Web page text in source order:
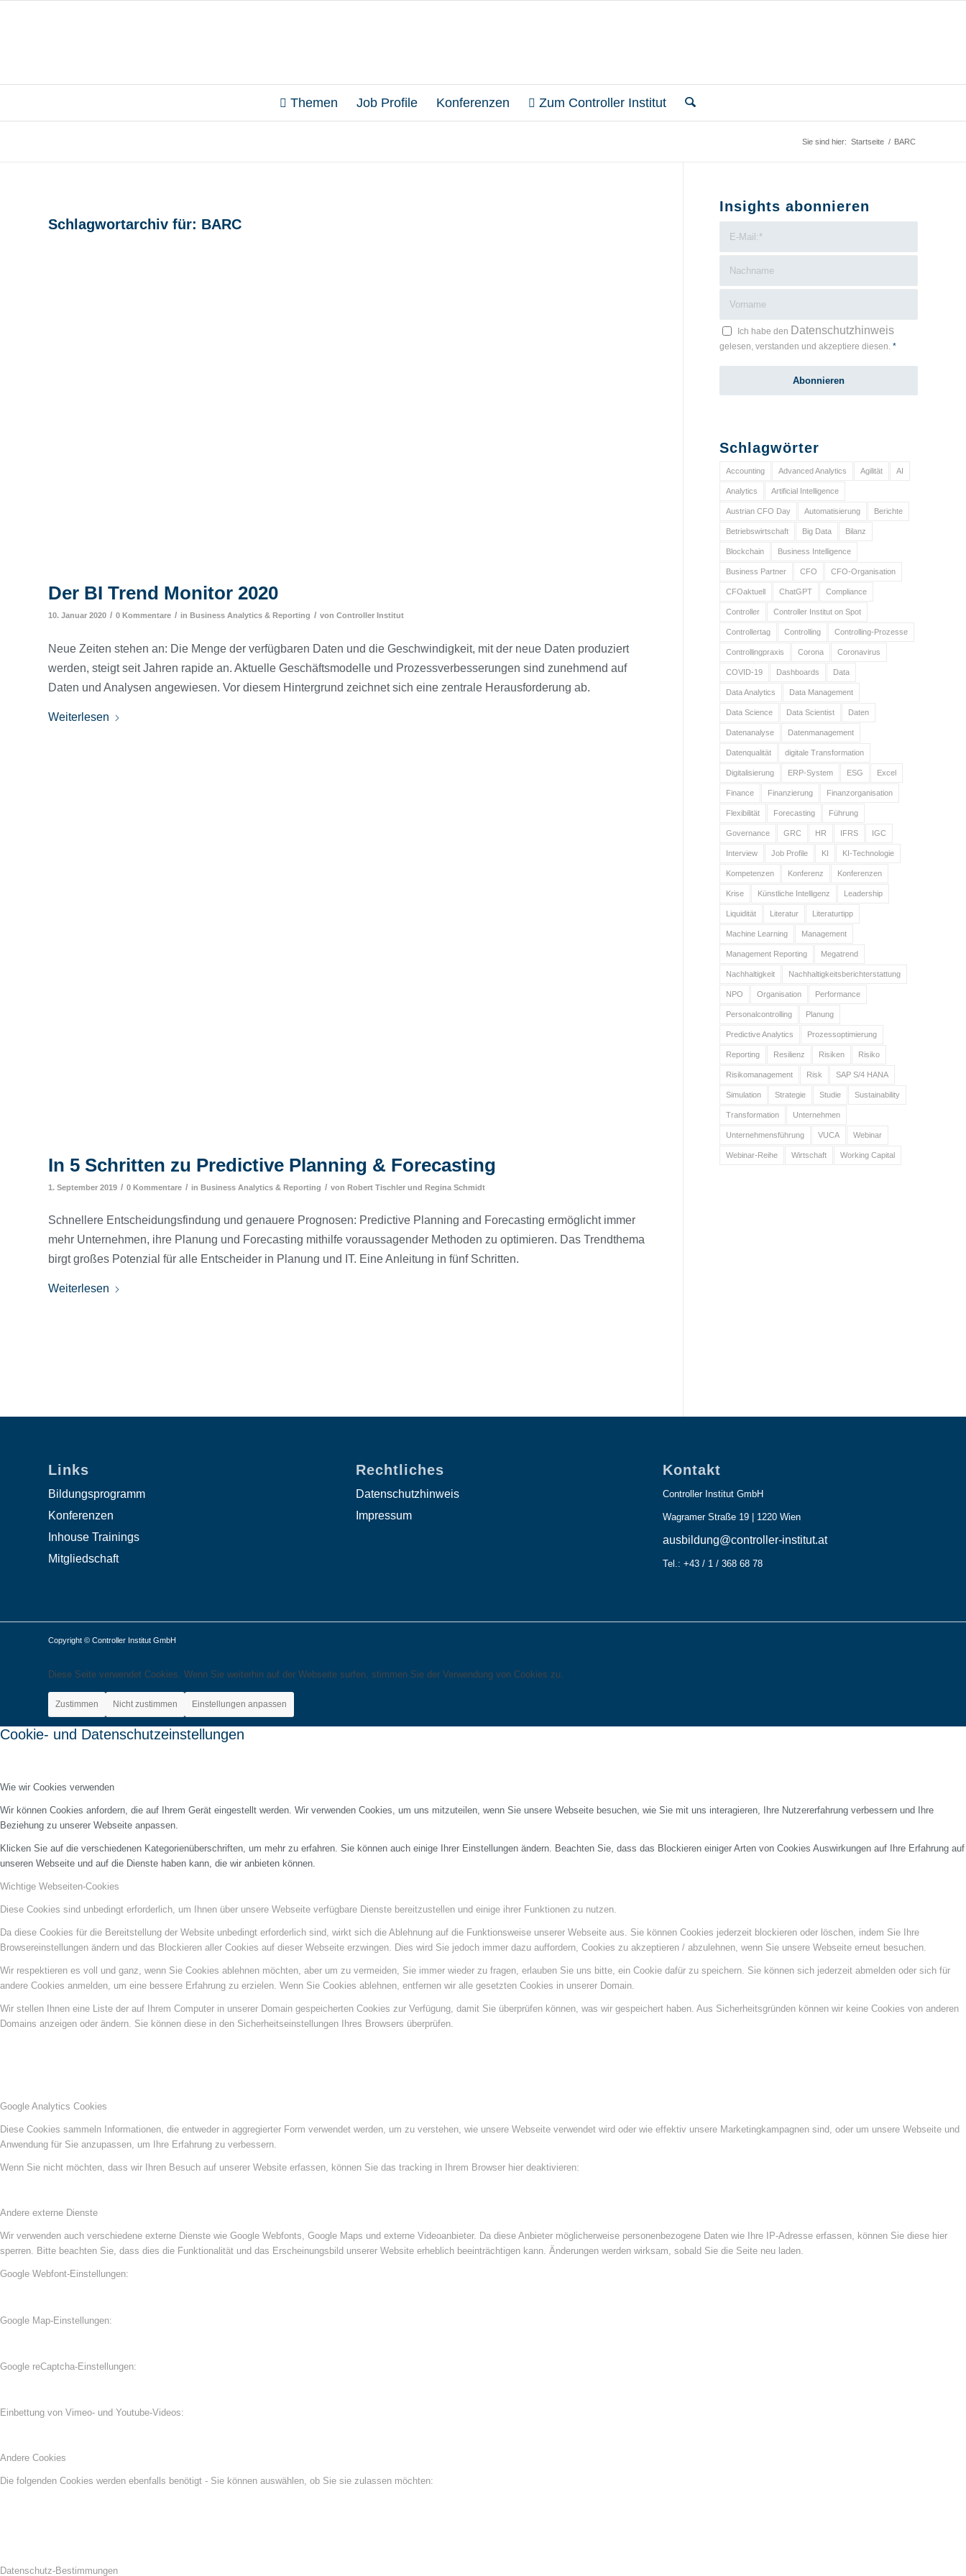
Themen Job Profile Konferenzen Zum Controller Institut
Sie sind hier: Startseite / BARC
Schlagwortarchiv für: BARC
Der BI Trend Monitor 2020
10. Januar 2020 / 0 Kommentare / in Business Analytics & Reporting / von Controller Institut
Neue Zeiten stehen an: Die Menge der verfügbaren Daten und die Geschwindigkeit, mit der neue Daten produziert
werden, steigt seit Jahren rapide an. Aktuelle Geschäftsmodelle und Prozessverbesserungen sind zunehmend auf
Daten und Analysen angewiesen. Vor diesem Hintergrund zeichnet sich eine zentrale Herausforderung ab.
Weiterlesen
In 5 Schritten zu Predictive Planning & Forecasting
1. September 2019 / 0 Kommentare / in Business Analytics & Reporting / von Robert Tischler und Regina Schmidt
Schnellere Entscheidungsfindung und genauere Prognosen: Predictive Planning and Forecasting ermöglicht immer
mehr Unternehmen, ihre Planung und Forecasting mithilfe voraussagender Methoden zu optimieren. Das Trendthema
birgt großes Potenzial für alle Entscheider in Planung und IT. Eine Anleitung in fünf Schritten.
Weiterlesen
Insights abonnieren
Ich habe den Datenschutzhinweis
gelesen, verstanden und akzeptiere diesen.*
Schlagwörter
Accounting Advanced Analytics Agilität AI
Analytics Artificial Intelligence
Austrian CFO Day Automatisierung Berichte
Betriebswirtschaft Big Data Bilanz
Blockchain Business Intelligence
Business Partner CFO CFO-Organisation
CFOaktuell ChatGPT Compliance
Controller Controller Institut on Spot
Controllertag Controlling Controlling-Prozesse
Controllingpraxis Corona Coronavirus
COVID-19 Dashboards Data
Data Analytics Data Management
Data Science Data Scientist Daten
Datenanalyse Datenmanagement
Datenqualität digitale Transformation
Digitalisierung ERP-System ESG Excel
Finance Finanzierung Finanzorganisation
Flexibilität Forecasting Führung
Governance GRC HR IFRS IGC
Interview Job Profile KI KI-Technologie
Kompetenzen Konferenz Konferenzen
Krise Künstliche Intelligenz Leadership
Liquidität Literatur Literaturtipp
Machine Learning Management
Management Reporting Megatrend
Nachhaltigkeit Nachhaltigkeitsberichterstattung
NPO Organisation Performance
Personalcontrolling Planung
Predictive Analytics Prozessoptimierung
Reporting Resilienz Risiken Risiko
Risikomanagement Risk SAP S/4 HANA
Simulation Strategie Studie Sustainability
Transformation Unternehmen
Unternehmensführung VUCA Webinar
Webinar-Reihe Wirtschaft Working Capital
Links
Bildungsprogramm
Konferenzen
Inhouse Trainings
Mitgliedschaft
Rechtliches
Datenschutzhinweis
Impressum
Kontakt
Controller Institut GmbH
Wagramer Straße 19 | 1220 Wien
ausbildung@controller-institut.at
Tel.: +43 / 1 / 368 68 78
Copyright © Controller Institut GmbH
Diese Seite verwendet Cookies. Wenn Sie weiterhin auf der Webseite surfen, stimmen Sie der Verwendung von Cookies zu.
Zustimmen Nicht zustimmen Einstellungen anpassen
Cookie- und Datenschutzeinstellungen
Wie wir Cookies verwenden
Wir können Cookies anfordern, die auf Ihrem Gerät eingestellt werden. Wir verwenden Cookies, um uns mitzuteilen, wenn Sie unsere Webseite besuchen, wie Sie mit uns interagieren, Ihre Nutzererfahrung verbessern und Ihre
Beziehung zu unserer Webseite anpassen.
Klicken Sie auf die verschiedenen Kategorienüberschriften, um mehr zu erfahren. Sie können auch einige Ihrer Einstellungen ändern. Beachten Sie, dass das Blockieren einiger Arten von Cookies Auswirkungen auf Ihre Erfahrung auf
unseren Webseite und auf die Dienste haben kann, die wir anbieten können.
Wichtige Webseiten-Cookies
Diese Cookies sind unbedingt erforderlich, um Ihnen über unsere Webseite verfügbare Dienste bereitzustellen und einige ihrer Funktionen zu nutzen.
Da diese Cookies für die Bereitstellung der Website unbedingt erforderlich sind, wirkt sich die Ablehnung auf die Funktionsweise unserer Webseite aus. Sie können Cookies jederzeit blockieren oder löschen, indem Sie Ihre
Browsereinstellungen ändern und das Blockieren aller Cookies auf dieser Webseite erzwingen. Dies wird Sie jedoch immer dazu auffordern, Cookies zu akzeptieren / abzulehnen, wenn Sie unsere Webseite erneut besuchen.
Wir respektieren es voll und ganz, wenn Sie Cookies ablehnen möchten, aber um zu vermeiden, Sie immer wieder zu fragen, erlauben Sie uns bitte, ein Cookie dafür zu speichern. Sie können sich jederzeit abmelden oder sich für
andere Cookies anmelden, um eine bessere Erfahrung zu erzielen. Wenn Sie Cookies ablehnen, entfernen wir alle gesetzten Cookies in unserer Domain.
Wir stellen Ihnen eine Liste der auf Ihrem Computer in unserer Domain gespeicherten Cookies zur Verfügung, damit Sie überprüfen können, was wir gespeichert haben. Aus Sicherheitsgründen können wir keine Cookies von anderen
Domains anzeigen oder ändern. Sie können diese in den Sicherheitseinstellungen Ihres Browsers überprüfen.
Google Analytics Cookies
Diese Cookies sammeln Informationen, die entweder in aggregierter Form verwendet werden, um zu verstehen, wie unsere Webseite verwendet wird oder wie effektiv unsere Marketingkampagnen sind, oder um unsere Webseite und
Anwendung für Sie anzupassen, um Ihre Erfahrung zu verbessern.
Wenn Sie nicht möchten, dass wir Ihren Besuch auf unserer Website erfassen, können Sie das tracking in Ihrem Browser hier deaktivieren:
Andere externe Dienste
Wir verwenden auch verschiedene externe Dienste wie Google Webfonts, Google Maps und externe Videoanbieter. Da diese Anbieter möglicherweise personenbezogene Daten wie Ihre IP-Adresse erfassen, können Sie diese hier
sperren. Bitte beachten Sie, dass dies die Funktionalität und das Erscheinungsbild unserer Website erheblich beeinträchtigen kann. Änderungen werden wirksam, sobald Sie die Seite neu laden.
Google Webfont-Einstellungen:
Google Map-Einstellungen:
Google reCaptcha-Einstellungen:
Einbettung von Vimeo- und Youtube-Videos:
Andere Cookies
Die folgenden Cookies werden ebenfalls benötigt - Sie können auswählen, ob Sie sie zulassen möchten:
Datenschutz-Bestimmungen